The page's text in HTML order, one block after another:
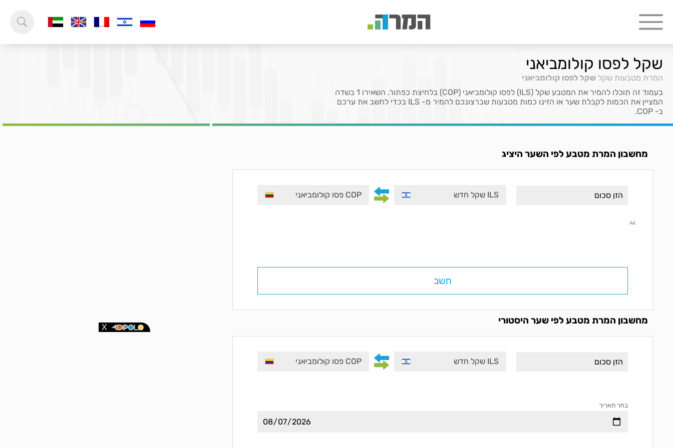
שקל לפסו קולומביאני
המרת מטבעות שקל שקל לפסו קולומביאני
בעמוד זה תוכלו להמיר את המטבע שקל (ILS) לפסו קולומביאני (COP) בלחיצת כפתור. השאירו 1 בשדה
המציין את הכמות לקבלת שער או הזינו כמות מטבעות שברצונכם להמיר מ- ILS בכדי לחשב את ערכם
ב- COP.
מחשבון המרת מטבע לפי השער היציג
ILS שקל חדש COP פסו קולומביאני
Ad
חשב
מחשבון המרת מטבע לפי שער היסטורי
ILS שקל חדש COP פסו קולומביאני
בחר תאריך